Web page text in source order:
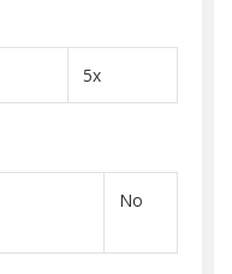
5x
No